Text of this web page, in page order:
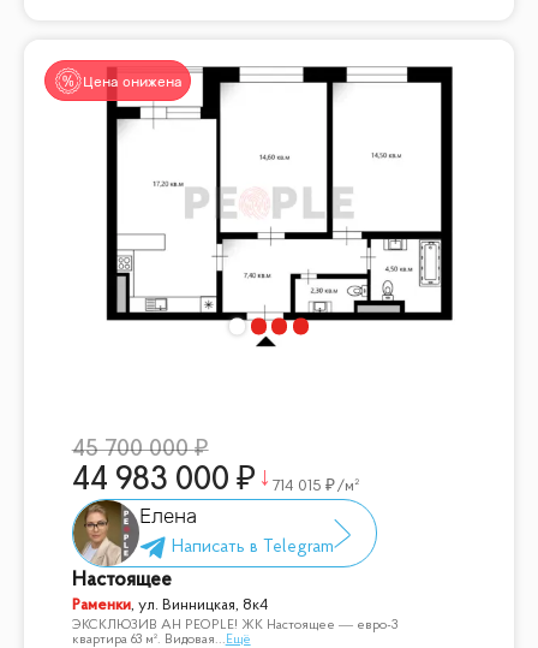
Цена снижена
45 700 000
44 983 000 714 015 /м²
Елена
Настоящее
Раменки, ул. Винницкая, 8к4
ЭКСКЛЮЗИВ АН PEOPLE! ЖК Настоящее — евро-3
квартира 63 м². Видовая... Ещё